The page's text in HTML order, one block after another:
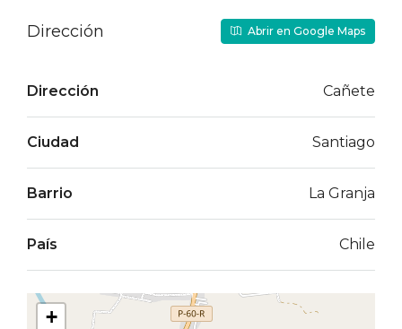
Dirección Abrir en Google Maps
Dirección Cañete
Ciudad Santiago
Barrio La Granja
País Chile
+